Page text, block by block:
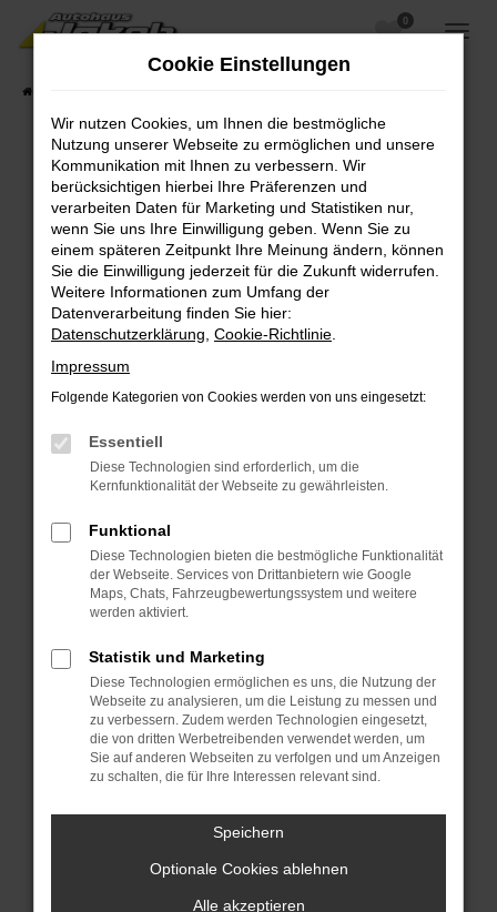
Zum
Hauptinhalt
0
Fehler: Network Error
Beim Laden ist ein Fehler aufgetreten.
Hier sind ein paar Tipps, die dir helfen können:
Überprüfe deine Firewall und deine
Internetverbindung.
Laden andere Webseiten, zum Beispiel deine
Suchmaschine?
Prüfe deine Browsererweiterungen.
Manche Erweiterungen, wie Werbeblocker,
können das Laden bestimmter Seiten
verhindern. Funktioniert die Seite in einem
Fenster?
Starte dein Gerät neu.
Das kann manchmal helfen, vorübergehende
Probleme zu beheben.
Betriebssystem auf dem neuesten Stand
sind.
Veraltete Software birgt nicht nur ein
Sicherheitsrisiko, sondern kann auch dazu
führen, dass bestimmte Funktionen nicht mehr
unterstützt werden.
Wende dich an den Webseitenbetreiber.
Wenn du alle oben genannten Schritte versucht
hast, kontaktiere uns bitte. Wir werden
versuchen, das Problem zu beheben. Du kannst
Cookie Einstellungen
Wir nutzen Cookies, um Ihnen die bestmögliche
Nutzung unserer Webseite zu ermöglichen und unsere
Kommunikation mit Ihnen zu verbessern. Wir
berücksichtigen hierbei Ihre Präferenzen und
verarbeiten Daten für Marketing und Statistiken nur,
wenn Sie uns Ihre Einwilligung geben. Wenn Sie zu
einem späteren Zeitpunkt Ihre Meinung ändern, können
Sie die Einwilligung jederzeit für die Zukunft widerrufen.
Weitere Informationen zum Umfang der
Datenverarbeitung finden Sie hier:
Datenschutzerklärung Cookie-Richtlinie
Impressum
Folgende Kategorien von Cookies werden von uns eingesetzt:
Essentiell
Diese Technologien sind erforderlich, um die
Kernfunktionalität der Webseite zu gewährleisten.
Funktional
Diese Technologien bieten die bestmögliche Funktionalität
der Webseite. Services von Drittanbietern wie Google
Maps, Chats, Fahrzeugbewertungssystem und weitere
werden aktiviert.
Statistik und Marketing
Diese Technologien ermöglichen es uns, die Nutzung der
Webseite zu analysieren, um die Leistung zu messen und
zu verbessern. Zudem werden Technologien eingesetzt,
die von dritten Werbetreibenden verwendet werden, um
Sie auf anderen Webseiten zu verfolgen und um Anzeigen
zu schalten, die für Ihre Interessen relevant sind.
Speichern
Optionale Cookies ablehnen
Alle akzeptieren